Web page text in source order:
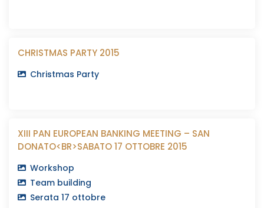
CHRISTMAS PARTY 2015
Christmas Party
XIII PAN EUROPEAN BANKING MEETING – SAN
DONATO<BR>SABATO 17 OTTOBRE 2015
Workshop
Team building
Serata 17 ottobre